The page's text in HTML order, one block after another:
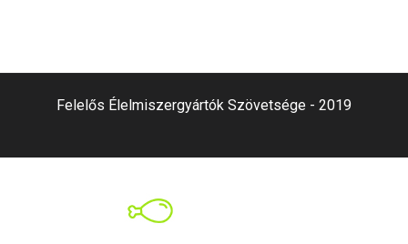
Felelős Élelmiszergyártók Szövetsége - 2019